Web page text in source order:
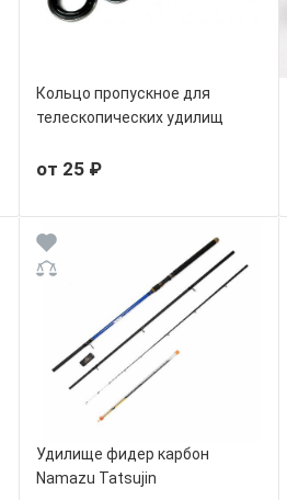
Кольцо пропускное для
телескопических удилищ
от 25 ₽
Удилище фидер карбон
Namazu Tatsujin